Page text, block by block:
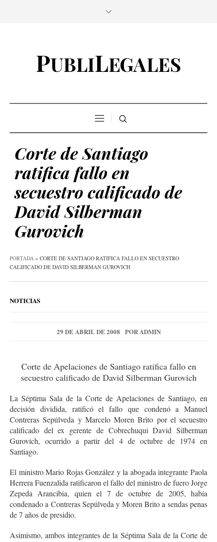
Corte de Santiago
ratifica fallo en
secuestro calificado de
David Silberman
Gurovich
PORTADA » CORTE DE SANTIAGO RATIFICA FALLO EN SECUESTRO
CALIFICADO DE DAVID SILBERMAN GUROVICH
NOTICIAS
29 DE ABRIL DE 2008 PORADMIN
Corte de Apelaciones de Santiago ratifica fallo en
secuestro calificado de David Silberman Gurovich
La Séptima Sala de la Corte de Apelaciones de Santiago, en
decisión dividida, ratificó el fallo que condenó a Manuel
Contreras Sepúlveda y Marcelo Moren Brito por el secuestro
calificado del ex gerente de Cobrechuqui David Silberman
Gurovich, ocurrido a partir del 4 de octubre de 1974 en
Santiago.
El ministro Mario Rojas González y la abogada integrante Paola
Herrera Fuenzalida ratificaron el fallo del ministro de fuero Jorge
Zepeda Arancibia, quien el 7 de octubre de 2005, había
condenado a Contreras Sepúlveda y Moren Brito a sendas penas
de 7 años de presidio.
Asimismo, ambos integrantes de la Séptima Sala de la Corte de